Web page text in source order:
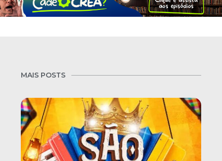
MAIS POSTS